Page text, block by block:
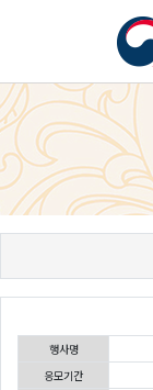
행사명
응모기간